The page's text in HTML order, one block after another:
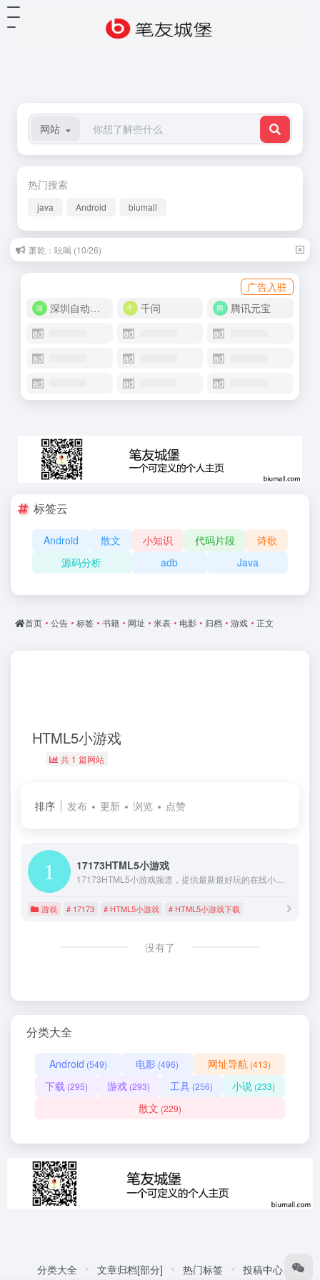
网站
热门搜索
java Android biumall
萧乾：吆喝 (10/26)
广告入驻
深圳自动化商城
千问 腾讯元宝
标签云
Android 散文 小知识 代码片段
诗歌
源码分析
adb Java
首页 • 公告 • 标签 • 书籍 • 网址 • 米表 • 电影 • 归档 • 游戏 • 正文
HTML5小游戏
共 1 篇网站
排序 发布 更新 浏览 点赞
17173HTML5小游戏
游戏 # 17173 # HTML5小游戏 # HTML5小游戏下载
没有了
分类大全
Android (549) 电影 (496) 网址导航 (413)
下载 (295) 游戏 (293) 工具(256) 小说 (233)
散文 (229)
分类大全 文章归档[部分] 热门标签 投稿中心